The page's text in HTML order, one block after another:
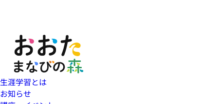
生涯学習とは
お知らせ